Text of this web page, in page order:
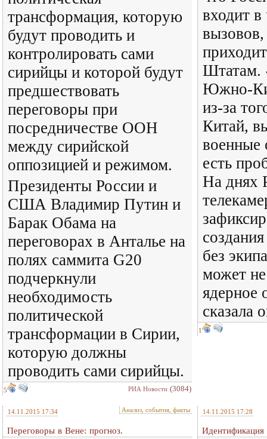
трансформация, которую
будут проводить и
контролировать сами
сирийцы и которой будут
предшествовать
переговоры при
посредничестве ООН
между сирийской
оппозицией и режимом.
Президенты России и
США Владимир Путин и
Барак Обама на
переговорах в Анталье на
полях саммита G20
подчеркнули
необходимость
политической
трансформации в Сирии,
которую должны
проводить сами сирийцы.
5 РИА Новости (3084)
входит
Штатам.
Южно-
из-за
Китай,
военные
есть
На днях
без
может
сказала
1
14.11.2015 17:34 Анализ, события, факты
Переговоры в Вене: прогноз.
14.11.2015 17:28